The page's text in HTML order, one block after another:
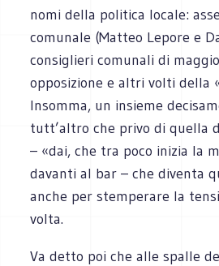
nomi della politica locale:
comunale (Matteo Lepore e
consiglieri comunali di
opposizione e altri volti della
Insomma, un insieme
tutt’altro che privo di quella
– «dai, che tra poco inizia la
davanti al bar – che diventa
anche per stemperare la
volta.
Va detto poi che alle spalle